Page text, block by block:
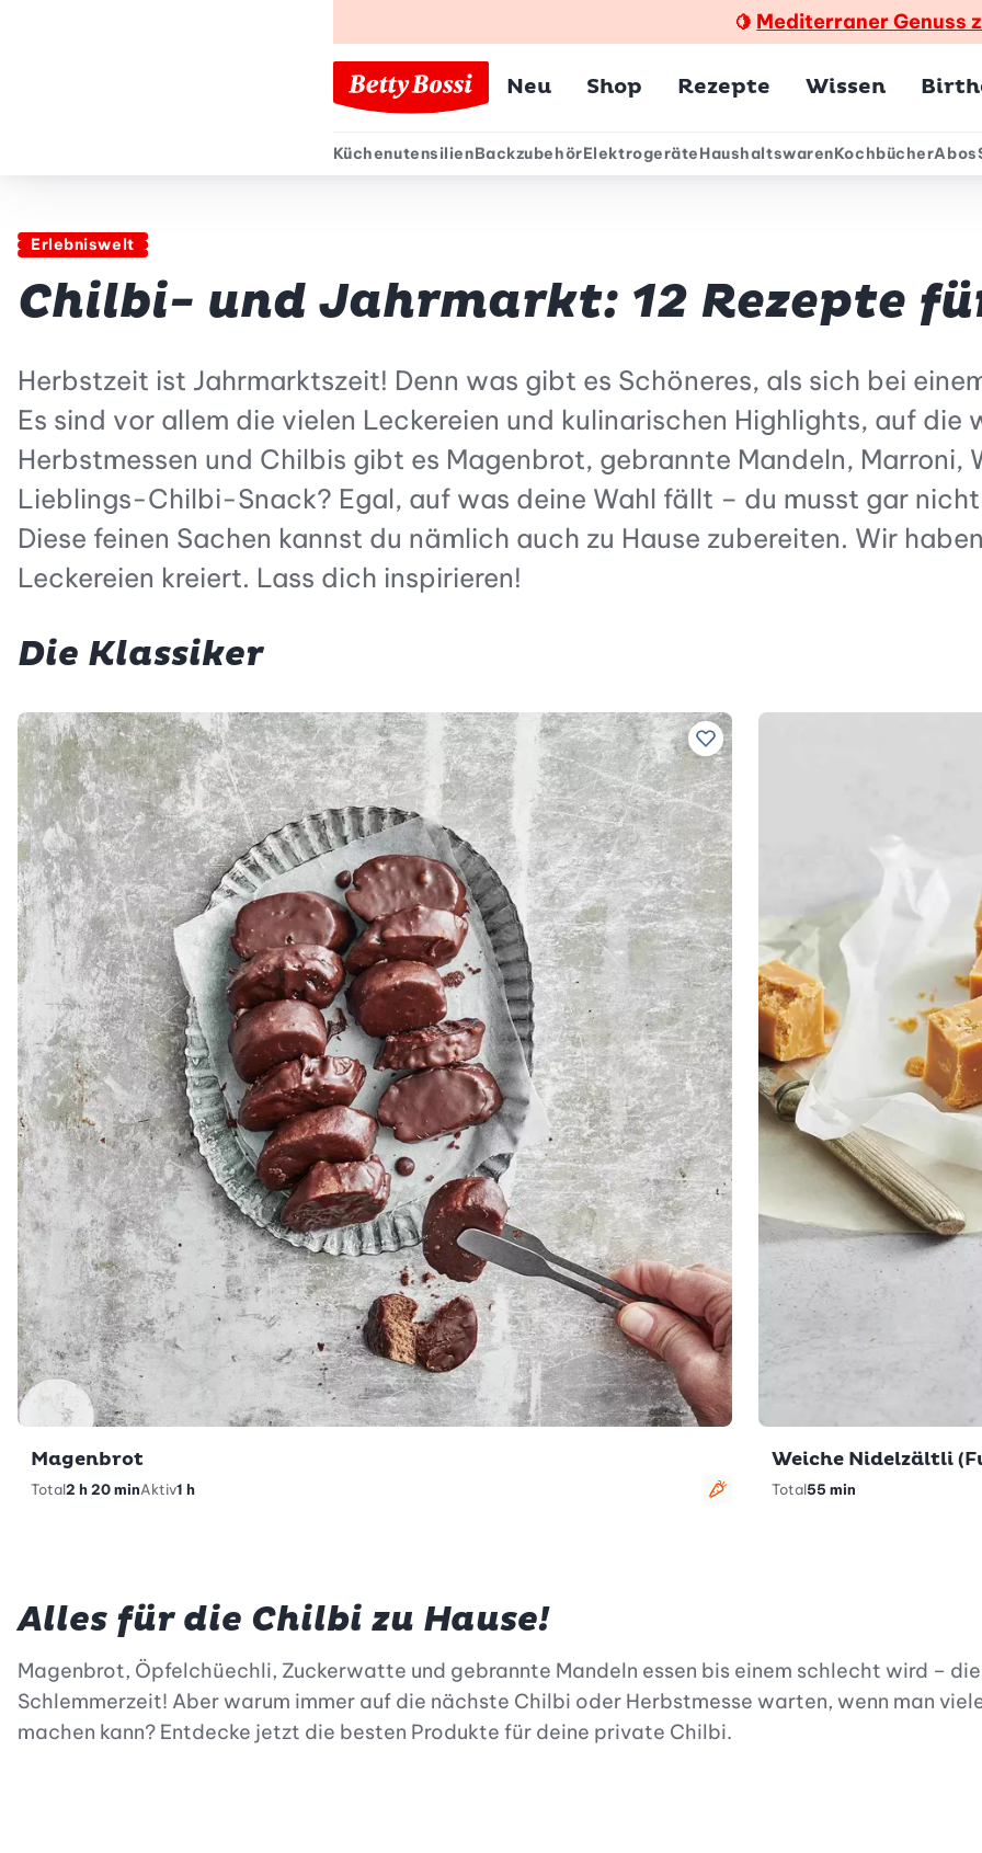
🍋 Mediterraner Genuss
Hauptmenü
Neu Shop Rezepte Wissen
Sekundärmenü
KüchenutensilienBackzubehörElektrogeräteHaushaltswarenKochbücherAbos
Erlebniswelt
Chilbi- und Jahrmarkt: 12 Rezepte
Herbstzeit ist Jahrmarktszeit! Denn was gibt es Schöneres, als sich bei
Es sind vor allem die vielen Leckereien und kulinarischen Highlights, auf die
Herbstmessen und Chilbis gibt es Magenbrot, gebrannte Mandeln,
Lieblings-Chilbi-Snack? Egal, auf was deine Wahl fällt – du musst gar
Diese feinen Sachen kannst du nämlich auch zu Hause zubereiten. Wir
Leckereien kreiert. Lass dich inspirieren!
Die Klassiker
Zu Lieblingsrezepten hinzufügen
Magenbrot
Total2 h 20 minAktiv1 h
Weiche Nidelzältli
Total55 min
Alles für die Chilbi zu Hause!
Magenbrot, Öpfelchüechli, Zuckerwatte und gebrannte Mandeln essen bis einem schlecht wird –
Schlemmerzeit! Aber warum immer auf die nächste Chilbi oder Herbstmesse warten, wenn man
machen kann? Entdecke jetzt die besten Produkte für deine private Chilbi.